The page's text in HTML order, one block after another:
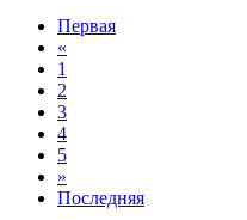
Первая
«
1
2
3
4
5
»
Последняя